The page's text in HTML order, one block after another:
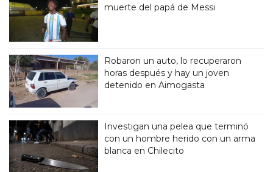
muerte del papá de Messi
Robaron un auto, lo recuperaron
horas después y hay un joven
detenido en Aimogasta
Investigan una pelea que terminó
con un hombre herido con un arma
blanca en Chilecito